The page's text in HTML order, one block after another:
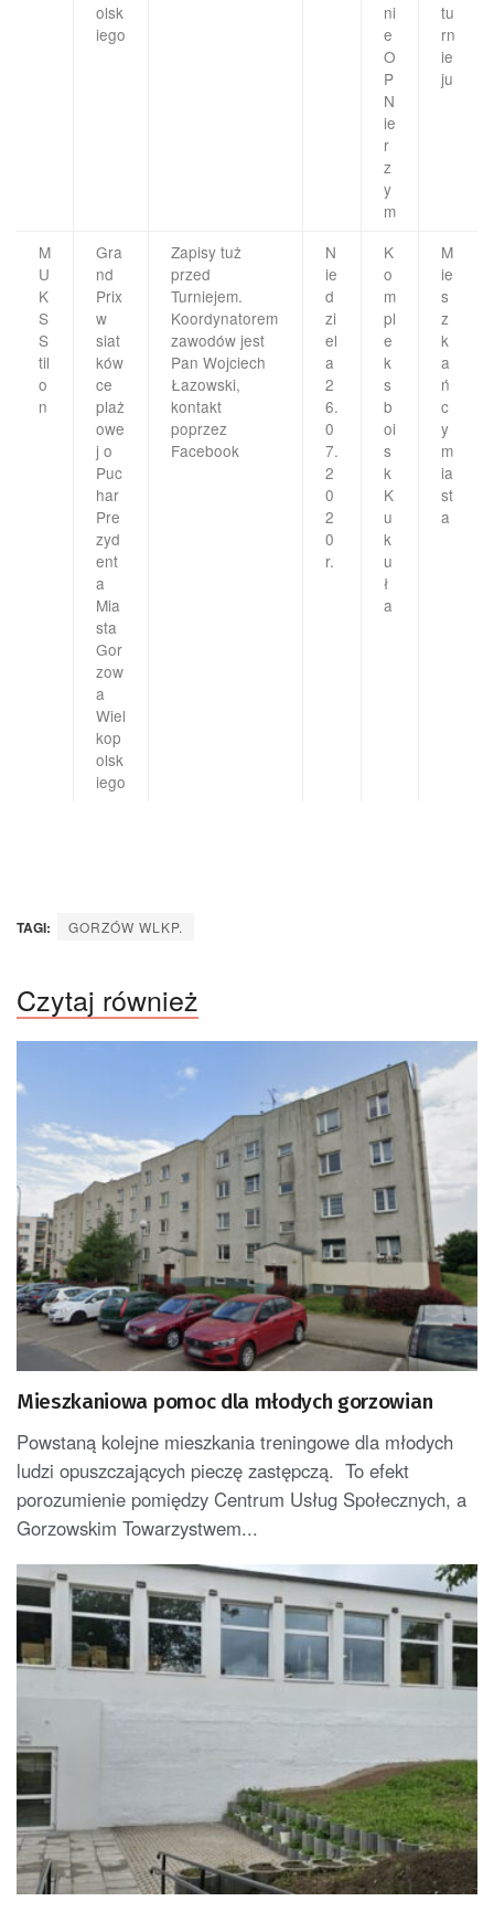
olsk
iego
ni
e
O
P
N
ie
r
z
y
m
tu
rn
ie
ju
M
U
K
S
S
til
o
n
Gra
nd
Prix
w
siat
ków
ce
plaż
owe
j o
Puc
har
Pre
zyd
ent
a
Mia
sta
Gor
zow
a
Wiel
kop
olsk
iego
Zapisy tuż
przed
Turniejem.
Koordynatorem
zawodów jest
Pan Wojciech
Łazowski,
kontakt
poprzez
Facebook
N
ie
d
zi
el
a
2
6.
0
7.
2
0
2
0
r.
K
o
m
pl
e
k
s
b
oi
s
k
K
u
k
u
ł
a
M
ie
s
z
k
a
ń
c
y
m
ia
st
a
TAGI: GORZÓW WLKP.
Czytaj również
Mieszkaniowa pomoc dla młodych gorzowian
Powstaną kolejne mieszkania treningowe dla młodych
ludzi opuszczających pieczę zastępczą. To efekt
porozumienie pomiędzy Centrum Usług Społecznych, a
Gorzowskim Towarzystwem...